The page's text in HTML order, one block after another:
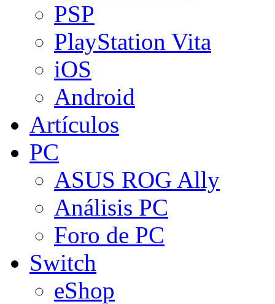
PSP
PlayStation Vita
iOS
Android
Artículos
PC
ASUS ROG Ally
Análisis PC
Foro de PC
Switch
eShop